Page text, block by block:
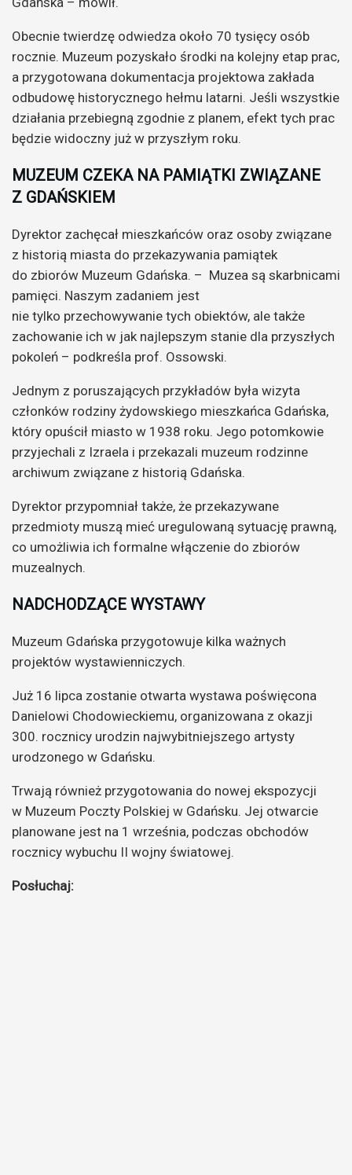
Obecnie twierdzę odwiedza około 70 tysięcy osób
rocznie. Muzeum pozyskało środki na kolejny etap prac,
a przygotowana dokumentacja projektowa zakłada
odbudowę historycznego hełmu latarni. Jeśli wszystkie
działania przebiegną zgodnie z planem, efekt tych prac
będzie widoczny już w przyszłym roku.
MUZEUM CZEKA NA PAMIĄTKI ZWIĄZANE
Z GDAŃSKIEM
Dyrektor zachęcał mieszkańców oraz osoby związane
z historią miasta do przekazywania pamiątek
do zbiorów Muzeum Gdańska. – Muzea są skarbnicami
pamięci. Naszym zadaniem jest
nie tylko przechowywanie tych obiektów, ale także
zachowanie ich w jak najlepszym stanie dla przyszłych
pokoleń – podkreśla prof. Ossowski.
Jednym z poruszających przykładów była wizyta
członków rodziny żydowskiego mieszkańca Gdańska,
który opuścił miasto w 1938 roku. Jego potomkowie
przyjechali z Izraela i przekazali muzeum rodzinne
archiwum związane z historią Gdańska.
Dyrektor przypomniał także, że przekazywane
przedmioty muszą mieć uregulowaną sytuację prawną,
co umożliwia ich formalne włączenie do zbiorów
muzealnych.
NADCHODZĄCE WYSTAWY
Muzeum Gdańska przygotowuje kilka ważnych
projektów wystawienniczych.
Już 16 lipca zostanie otwarta wystawa poświęcona
Danielowi Chodowieckiemu, organizowana z okazji
300. rocznicy urodzin najwybitniejszego artysty
urodzonego w Gdańsku.
Trwają również przygotowania do nowej ekspozycji
w Muzeum Poczty Polskiej w Gdańsku. Jej otwarcie
planowane jest na 1 września, podczas obchodów
rocznicy wybuchu II wojny światowej.
Posłuchaj: